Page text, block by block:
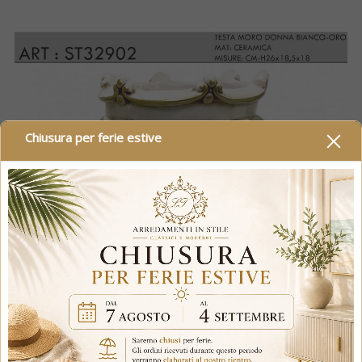
Chiusura per ferie estive